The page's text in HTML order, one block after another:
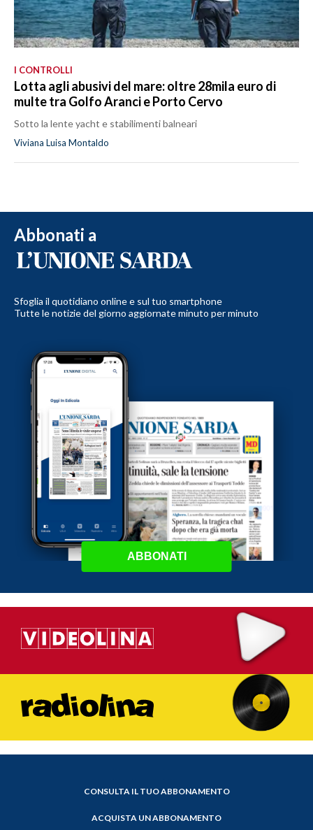
I CONTROLLI
Lotta agli abusivi del mare: oltre 28mila euro di
multe tra Golfo Aranci e Porto Cervo
Sotto la lente yacht e stabilimenti balneari
Viviana Luisa Montaldo
Abbonati a
Sfoglia il quotidiano online e sul tuo smartphone
Tutte le notizie del giorno aggiornate minuto per minuto
ABBONATI
CONSULTA IL TUO ABBONAMENTO
ACQUISTA UN ABBONAMENTO